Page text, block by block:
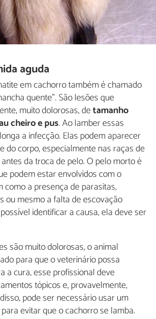
aguda
em cachorro também é chamado
quente". São lesões que
muito dolorosas, detamanho
cheiro e pus. Ao lamber essas
a infecção. Elas podem aparecer
do corpo, especialmente nas raças de
da troca de pelo. O pelo morto é
podem estar envolvidos com o
como a presença de parasitas,
ou mesmo a falta de escovação
identificar a causa, ela deve ser
são muito dolorosas, o animal
para que o veterinário possa
a cura, esse profissional deve
tópicos e, provavelmente,
pode ser necessário usar um
evitar que o cachorro se lamba.